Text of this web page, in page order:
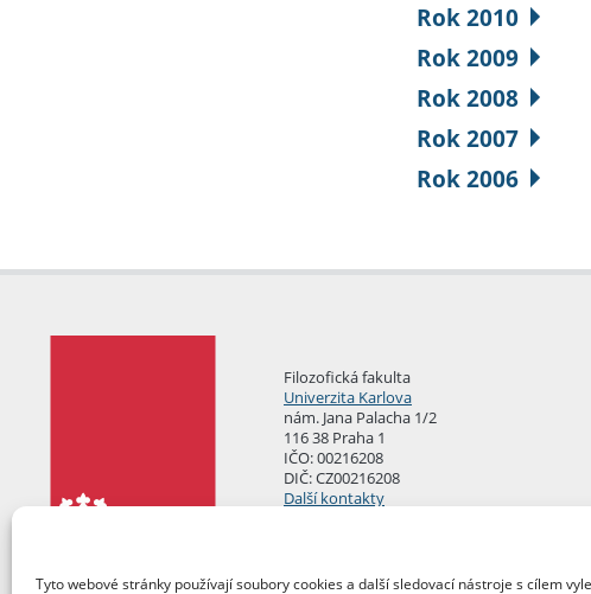
Tyto webové stránky používají soubory cookies a další sledovací nástroje s cílem
Rok 2010
Rok 2009
Rok 2008
Rok 2007
Rok 2006
Filozofická fakulta
Univerzita Karlova
nám. Jana Palacha 1/2
116 38 Praha 1
IČO: 00216208
DIČ: CZ00216208
Další kontakty